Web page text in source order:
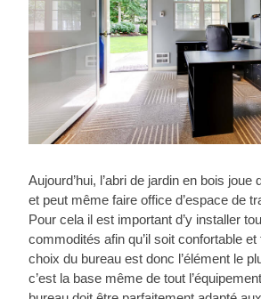
Aujourd’hui, l’abri de jardin en bois joue
et peut même faire office d’espace de
Pour cela il est important d’y installer
commodités afin qu’il soit confortable
choix du bureau est donc l’élément le
c’est la base même de tout